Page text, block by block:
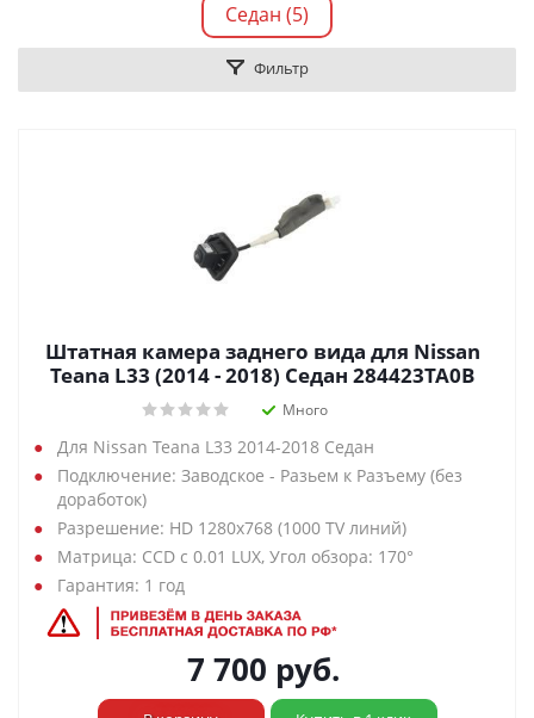
Седан (5)
Фильтр
Штатная камера заднего вида для Nissan
Teana L33 (2014 - 2018) Седан 284423TA0B
Много
Для Nissan Teana L33 2014-2018 Седан
Подключение: Заводское - Разьем к Разъему (без
доработок)
Разрешение: HD 1280х768 (1000 TV линий)
Матрица: CCD с 0.01 LUX, Угол обзора: 170°
Гарантия: 1 год
7 700 руб.